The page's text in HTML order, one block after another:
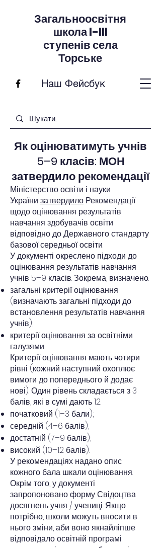
Загальноосвітня
школа I-III
ступенів села
Торське
Наш Фейсбук
Як оцінюватимуть учнів
5–9 класів: МОН
затвердило рекомендації
Міністерство освіти і науки
України затвердило Рекомендації
щодо оцінювання результатів
навчання здобувачів освіти
відповідно до Державного стандарту
базової середньої освіти.
У документі окреслено підходи до
оцінювання результатів навчання
учнів 5–9 класів. Зокрема, визначено:
загальні критерії оцінювання
(визначають загальні підходи до
встановлення результатів навчання
учнів);
критерії оцінювання за освітніми
галузями.
Критерії оцінювання мають чотири
рівні (кожний наступний охоплює
вимоги до попереднього й додає
нові). Один рівень складається з 3
балів, які в сумі дають 12.
початковий (1–3 бали);
середній (4–6 балів);
достатній (7–9 балів);
високий (10–12 балів).
У рекомендаціях надано опис
кожного бала шкали оцінювання.
Окрім того, у документі
запропоновано форму Свідоцтва
досягнень учня / учениці. Якщо
потрібно, школи можуть вносити в
нього зміни, аби воно якнайліпше
відповідало освітній програмі